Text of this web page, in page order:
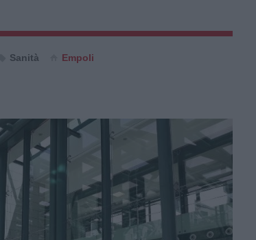
Sanità Empoli